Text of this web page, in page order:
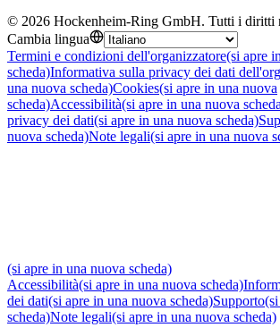
© 2026 Hockenheim-Ring GmbH. Tutti i diritti
Cambia lingua
Termini e condizioni dell'organizzatore(si apre
scheda)Informativa sulla privacy dei dati
una nuova scheda)Cookies(si apre in una nuova
scheda)Accessibilità(si apre in una nuova
privacy dei dati(si apre in una nuova scheda)
nuova scheda)Note legali(si apre in una nuova
(si apre in una nuova scheda)
Accessibilità(si apre in una nuova scheda)
dei dati(si apre in una nuova scheda)Supporto
scheda)Note legali(si apre in una nuova scheda)